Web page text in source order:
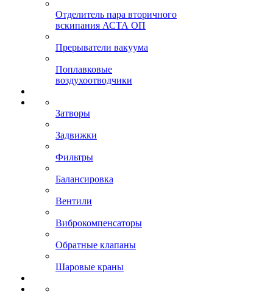
Отделитель пара вторичного
вскипания АСТА ОП
Прерыватели вакуума
Поплавковые
воздухоотводчики
Затворы
Задвижки
Фильтры
Балансировка
Вентили
Виброкомпенсаторы
Обратные клапаны
Шаровые краны